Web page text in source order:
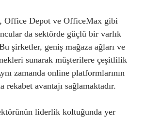
Office Depot ve OfficeMax gibi
da sektörde güçlü bir varlık
şirketler, geniş mağaza ağları ve
sunarak müşterilere çeşitlilik
zamanda online platformlarının
rekabet avantajı sağlamaktadır.
liderlik koltuğunda yer